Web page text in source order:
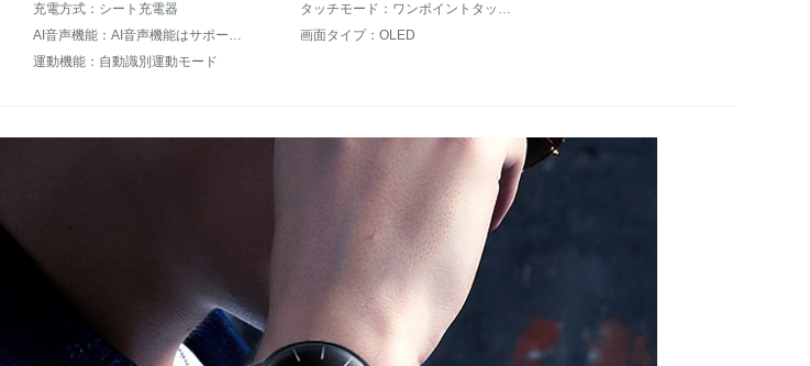
充電方式：シート充電器
タッチモード：ワンポイントタッチ制御
AI音声機能：AI音声機能はサポートされていません。
画面タイプ：OLED
運動機能：自動識別運動モード